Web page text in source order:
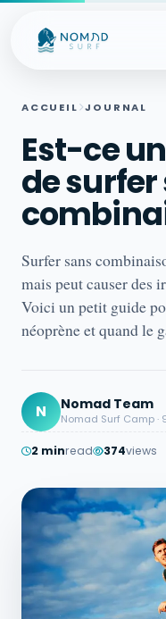
Skip to content
ACCUEIL JOURNAL
Est-ce
de
Surfer sans
mais peut causer des
Voici un petit guide
néoprène et quand le
N Nomad Team
Nomad Surf Camp ·
2 minread 374views